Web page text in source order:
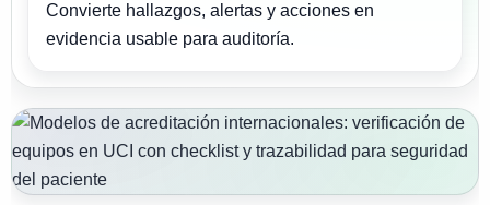
Convierte hallazgos, alertas y acciones en
evidencia usable para auditoría.